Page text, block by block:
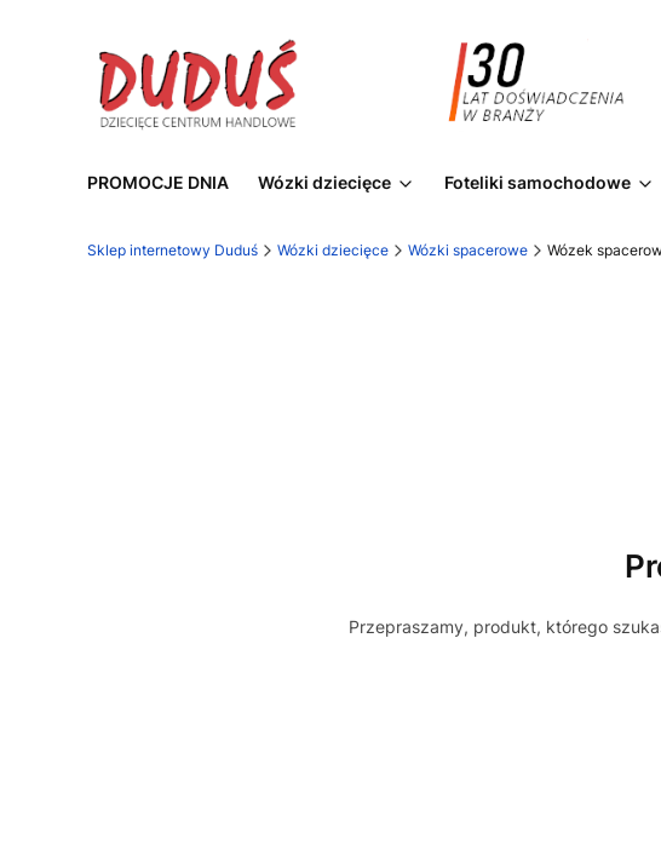
PROMOCJE DNIA Wózki dziecięce Foteliki samochodowe
Sklep internetowy Duduś Wózki dziecięce Wózki spacerowe Wózek
Przepraszamy, produkt, którego